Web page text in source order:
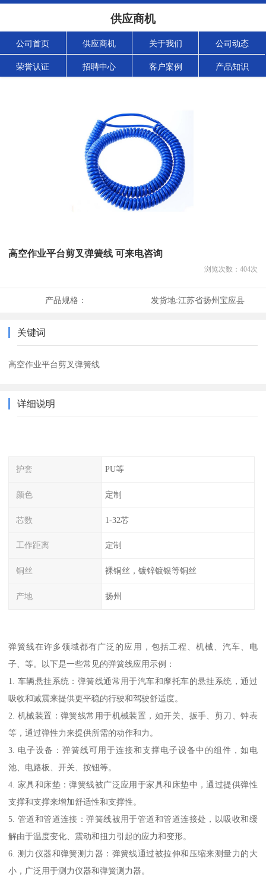
供应商机
公司首页 供应商机 关于我们 公司动态
荣誉认证 招聘中心 客户案例 产品知识
高空作业平台剪叉弹簧线 可来电咨询
浏览次数： 404次
产品规格： 发货地:江苏省扬州宝应县
关键词
高空作业平台剪叉弹簧线
详细说明
护套 PU等
颜色 定制
芯数 1-32芯
工作距离 定制
铜丝 裸铜丝，镀锌镀银等铜丝
产地 扬州
弹簧线在许多领域都有广泛的应用，包括工程、机械、汽车、电
子、等。以下是一些常见的弹簧线应用示例：
1. 车辆悬挂系统：弹簧线通常用于汽车和摩托车的悬挂系统，通过
吸收和减震来提供更平稳的行驶和驾驶舒适度。
2. 机械装置：弹簧线常用于机械装置，如开关、扳手、剪刀、钟表
等，通过弹性力来提供所需的动作和力。
3. 电子设备：弹簧线可用于连接和支撑电子设备中的组件，如电
池、电路板、开关、按钮等。
4. 家具和床垫：弹簧线被广泛应用于家具和床垫中，通过提供弹性
支撑和支撑来增加舒适性和支撑性。
5. 管道和管道连接：弹簧线被用于管道和管道连接处，以吸收和缓
解由于温度变化、震动和扭力引起的应力和变形。
6. 测力仪器和弹簧测力器：弹簧线通过被拉伸和压缩来测量力的大
小，广泛用于测力仪器和弹簧测力器。